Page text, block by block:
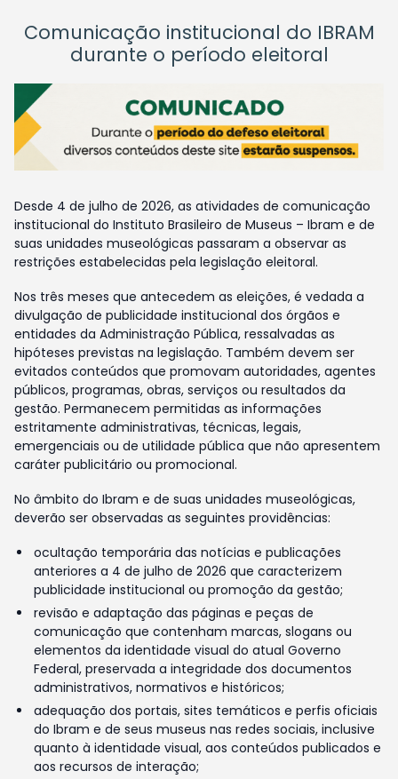
Comunicação institucional do IBRAM
durante o período eleitoral
Desde 4 de julho de 2026, as atividades de comunicação
institucional do Instituto Brasileiro de Museus – Ibram e de
suas unidades museológicas passaram a observar as
restrições estabelecidas pela legislação eleitoral.
Nos três meses que antecedem as eleições, é vedada a
divulgação de publicidade institucional dos órgãos e
entidades da Administração Pública, ressalvadas as
hipóteses previstas na legislação. Também devem ser
evitados conteúdos que promovam autoridades, agentes
públicos, programas, obras, serviços ou resultados da
gestão. Permanecem permitidas as informações
estritamente administrativas, técnicas, legais,
emergenciais ou de utilidade pública que não apresentem
caráter publicitário ou promocional.
No âmbito do Ibram e de suas unidades museológicas,
deverão ser observadas as seguintes providências:
ocultação temporária das notícias e publicações
anteriores a 4 de julho de 2026 que caracterizem
publicidade institucional ou promoção da gestão;
revisão e adaptação das páginas e peças de
comunicação que contenham marcas, slogans ou
elementos da identidade visual do atual Governo
Federal, preservada a integridade dos documentos
administrativos, normativos e históricos;
adequação dos portais, sites temáticos e perfis oficiais
do Ibram e de seus museus nas redes sociais, inclusive
quanto à identidade visual, aos conteúdos publicados e
aos recursos de interação;